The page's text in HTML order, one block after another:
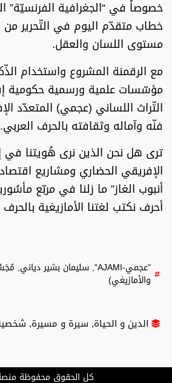
خصوصاً في “الجغرافية الفرنسيّة”
خطاب متقدّم اليوم في التّحرير من
مستوى اللسان والعقل.
مع الرقمنة المشروع واستخدام
مؤسّسات علمية ورسمية حكومية
التّراث اللساني (عجمي) المتعدّد
فنّه وآماله وثقافته بالحرف العربي.
ترى هل نحن الذين نرى هُويتنا في
الإفريقي الحضاري ومشاريع
أنبوب الغاز” ما زلنا في مربّع
أحرف نكتب لغتنا الأمازيغية
"عجمي-AJAMI" , سليمان بشير دياني,
والأمازيغي)
الدين و الحياة, سيرة و مسيرة,
كل الحقوق محفوظة منصة